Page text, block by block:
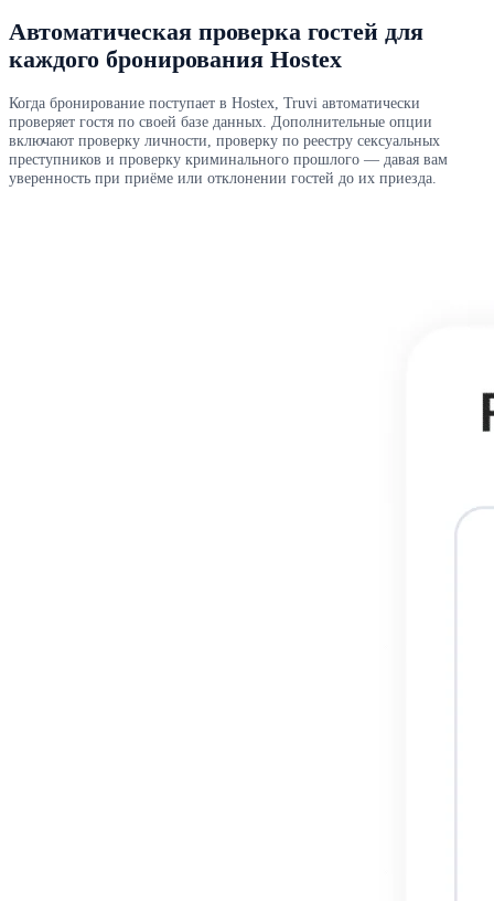
Автоматическая проверка гостей для
каждого бронирования Hostex
Когда бронирование поступает в Hostex, Truvi автоматически
проверяет гостя по своей базе данных. Дополнительные опции
включают проверку личности, проверку по реестру сексуальных
преступников и проверку криминального прошлого — давая вам
уверенность при приёме или отклонении гостей до их приезда.